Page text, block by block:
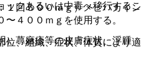
ックあるいは中毒へ移行するこ
蕁麻疹等の皮膚症状、浮腫
１回５００ｍｇ）メピバカイン
４００ｍｇを使用する。
位、組織、症状、体質により適